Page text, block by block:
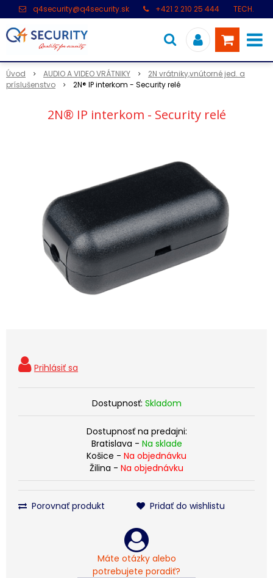
q4security@q4security.sk +421 2 210 25 444
TECH.
Úvod AUDIO A VIDEO VRÁTNIKY
2N vrátniky,vnútorné jed. a
príslušenstvo
2N® IP interkom - Security relé
2N® IP interkom - Security relé
Dostupnosť: Skladom
Dostupnosť na predajni:
Bratislava - Na sklade
Košice - Na objednávku
Žilina - Na objednávku
Porovnať produkt Pridať do wishlistu
Máte otázky alebo
potrebujete poradiť?